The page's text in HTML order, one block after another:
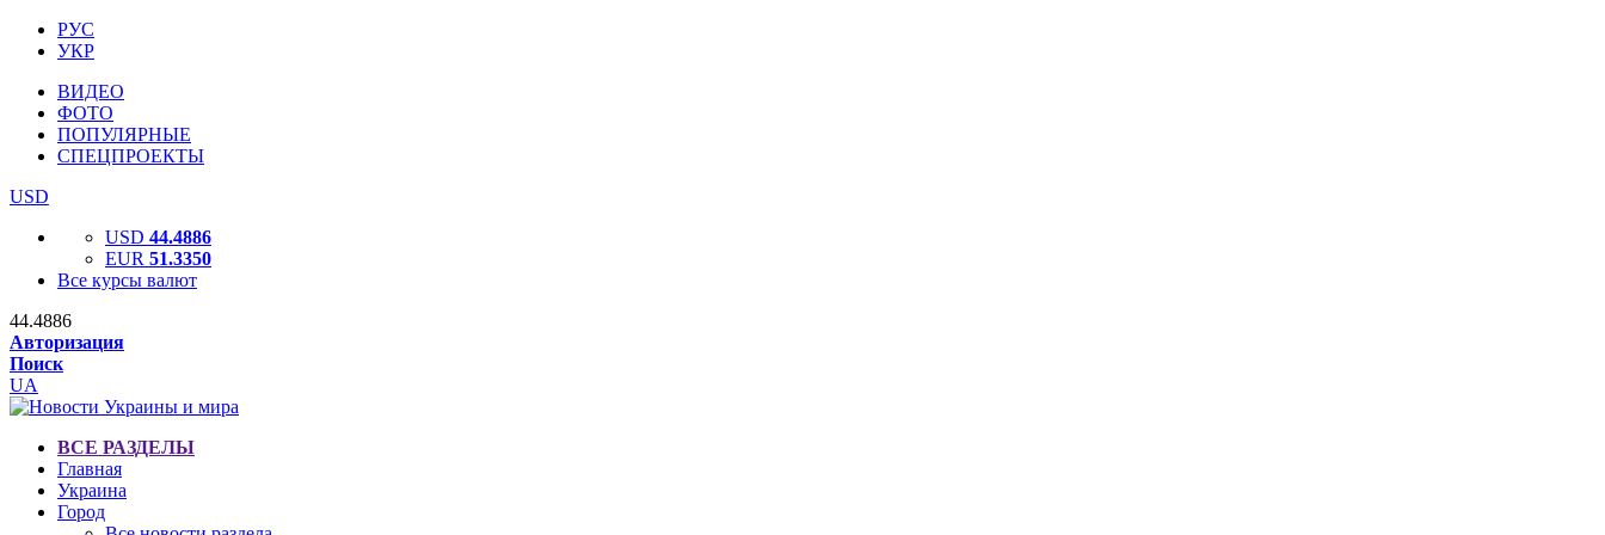
РУС
УКР
ВИДЕО
ФОТО
ПОПУЛЯРНЫЕ
СПЕЦПРОЕКТЫ
USD
USD 44.4886
EUR 51.3350
Все курсы валют
44.4886
Авторизация
Поиск
UA
ВСЕ РАЗДЕЛЫ
Главная
Украина
Город